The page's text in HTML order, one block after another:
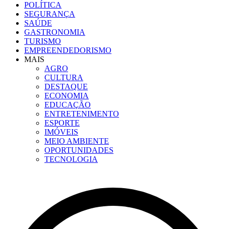
POLÍTICA
SEGURANÇA
SAÚDE
GASTRONOMIA
TURISMO
EMPREENDEDORISMO
MAIS
AGRO
CULTURA
DESTAQUE
ECONOMIA
EDUCAÇÃO
ENTRETENIMENTO
ESPORTE
IMÓVEIS
MEIO AMBIENTE
OPORTUNIDADES
TECNOLOGIA